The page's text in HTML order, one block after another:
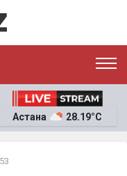
Астана 28.19°C